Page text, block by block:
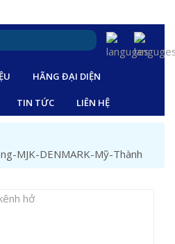
HÃNG ĐẠI DIỆN
TIN TỨC LIÊN HỆ
MJK-DENMARK-Mỹ-Thành